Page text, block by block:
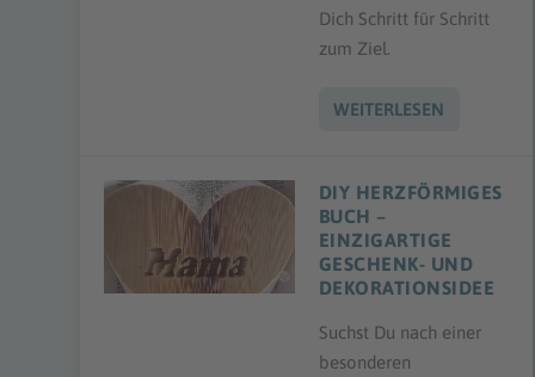
Dich Schritt für Schritt
zum Ziel.
WEITERLESEN
DIY HERZFÖRMIGES
BUCH –
EINZIGARTIGE
GESCHENK- UND
DEKORATIONSIDEE
Suchst Du nach einer
besonderen